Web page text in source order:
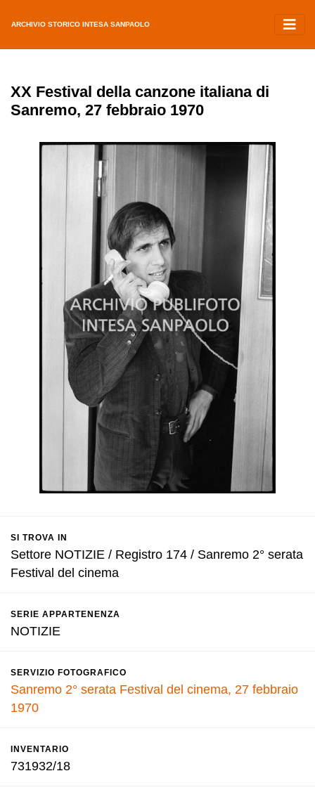
ARCHIVIO STORICO INTESA SANPAOLO
XX Festival della canzone italiana di
Sanremo, 27 febbraio 1970
SI TROVA IN
Settore NOTIZIE / Registro 174 / Sanremo 2° serata
Festival del cinema
SERIE APPARTENENZA
NOTIZIE
SERVIZIO FOTOGRAFICO
Sanremo 2° serata Festival del cinema, 27 febbraio
1970
INVENTARIO
731932/18